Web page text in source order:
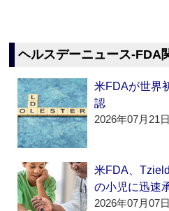
ヘルスデーニュース‐FDA
米FDAが世界
認
2026年07月21
米FDA、
の小児に迅速
2026年07月07